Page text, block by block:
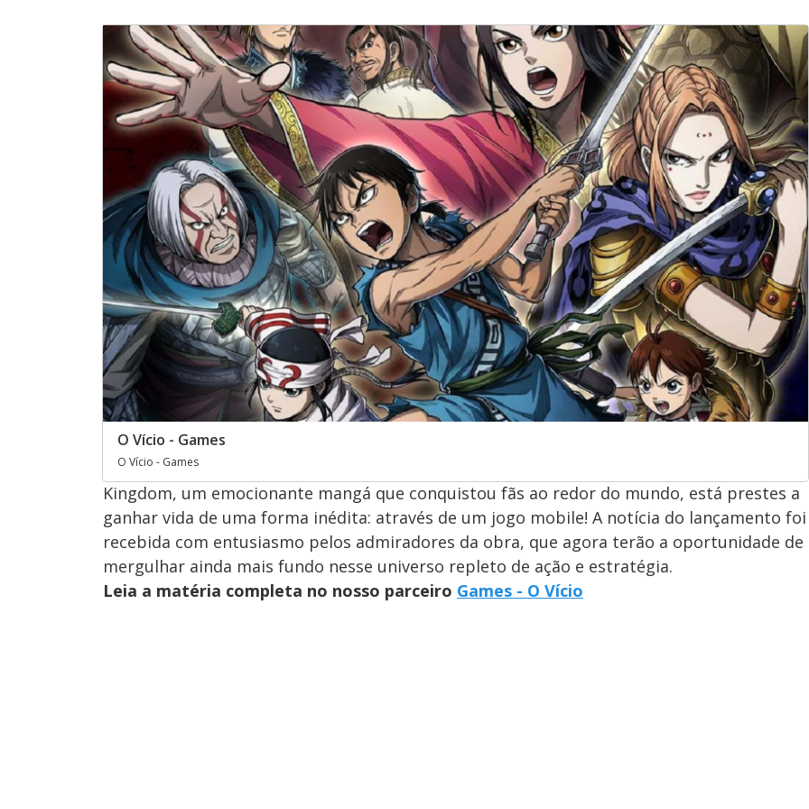
O Vício - Games
O Vício - Games
Kingdom, um emocionante mangá que conquistou fãs ao redor do mundo, está prestes a
ganhar vida de uma forma inédita: através de um jogo mobile! A notícia do lançamento foi
recebida com entusiasmo pelos admiradores da obra, que agora terão a oportunidade de
mergulhar ainda mais fundo nesse universo repleto de ação e estratégia.
Leia a matéria completa no nosso parceiro Games - O Vício